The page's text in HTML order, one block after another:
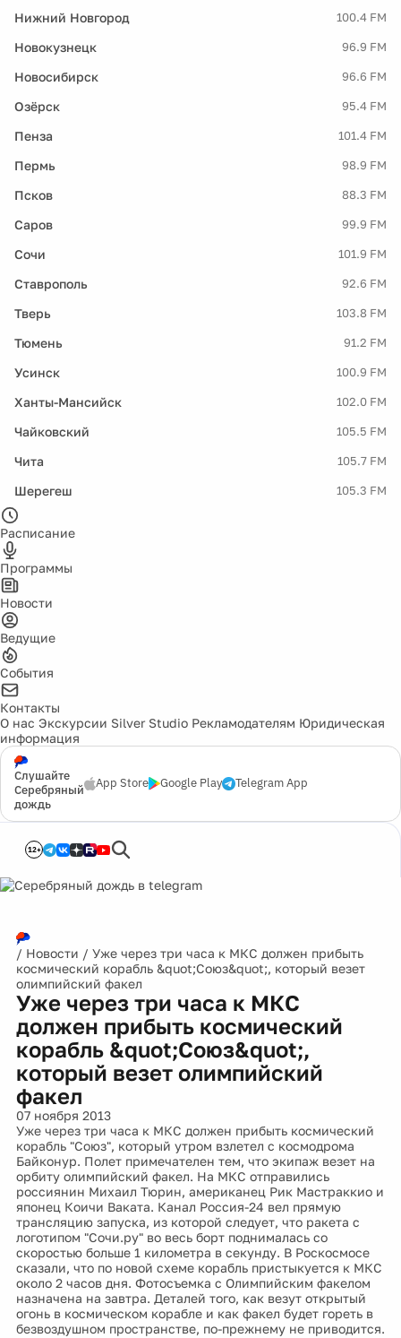
Нижний Новгород 100.4 FM
Новокузнецк 96.9 FM
Новосибирск 96.6 FM
Озёрск 95.4 FM
Пенза 101.4 FM
Пермь 98.9 FM
Псков 88.3 FM
Саров 99.9 FM
Сочи 101.9 FM
Ставрополь 92.6 FM
Тверь 103.8 FM
Тюмень 91.2 FM
Усинск 100.9 FM
Ханты-Мансийск 102.0 FM
Чайковский 105.5 FM
Чита 105.7 FM
Шерегеш 105.3 FM
Расписание
Программы
Новости
Ведущие
События
Контакты
О нас Экскурсии Silver Studio Рекламодателям Юридическая
информация
Слушайте
Серебряный
дождь
App Store Google Play Telegram App
12+
/ Новости / Уже через три часа к МКС должен прибыть
космический корабль &quot;Союз&quot;, который везет
олимпийский факел
Уже через три часа к МКС
должен прибыть космический
корабль &quot;Союз&quot;,
который везет олимпийский
факел
07 ноября 2013
Уже через три часа к МКС должен прибыть космический
корабль "Союз", который утром взлетел с космодрома
Байконур. Полет примечателен тем, что экипаж везет на
орбиту олимпийский факел. На МКС отправились
россиянин Михаил Тюрин, американец Рик Мастраккио и
японец Коичи Ваката. Канал Россия-24 вел прямую
трансляцию запуска, из которой следует, что ракета с
логотипом "Сочи.ру" во весь борт поднималась со
скоростью больше 1 километра в секунду. В Роскосмосе
сказали, что по новой схеме корабль пристыкуется к МКС
около 2 часов дня. Фотосъемка с Олимпийским факелом
назначена на завтра. Деталей того, как везут открытый
огонь в космическом корабле и как факел будет гореть в
безвоздушном пространстве, по-прежнему не приводится.